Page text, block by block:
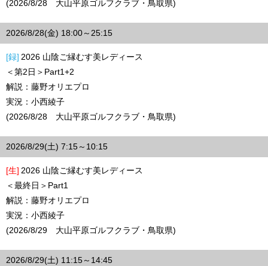
(2026/8/28 大山平原ゴルフクラブ・鳥取県)
2026/8/28(金) 18:00～25:15
[録] 2026 山陰ご縁むす美レディース
＜第2日＞Part1+2
解説：藤野オリエプロ
実況：小西綾子
(2026/8/28 大山平原ゴルフクラブ・鳥取県)
2026/8/29(土) 7:15～10:15
[生] 2026 山陰ご縁むす美レディース
＜最終日＞Part1
解説：藤野オリエプロ
実況：小西綾子
(2026/8/29 大山平原ゴルフクラブ・鳥取県)
2026/8/29(土) 11:15～14:45